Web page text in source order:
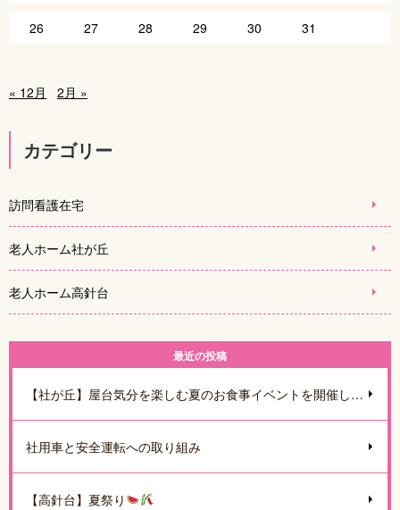
26 27 28 29 30 31
« 12月 2月 »
カテゴリー
訪問看護在宅
老人ホーム社が丘
老人ホーム高針台
最近の投稿
【社が丘】屋台気分を楽しむ夏のお食事イベントを開催しました
社用車と安全運転への取り組み
【高針台】夏祭り